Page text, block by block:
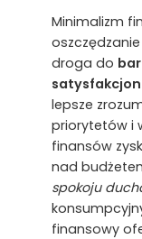
Minimalizm
droga do
lepsze
priorytetów i
finansów
nad
spokoju
finansowy